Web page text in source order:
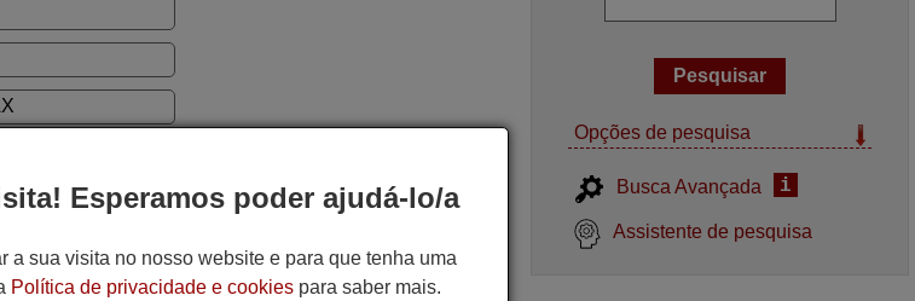
Opções de pesquisa
Busca Avançada i
Assistente de pesquisa
Esperamos poder ajudá-lo/a
a sua visita no nosso website e para que tenha uma
Política de privacidade e cookies para saber mais.